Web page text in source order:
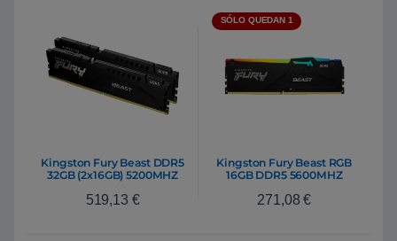
Kingston Fury Beast DDR5
32GB (2x16GB) 5200MHZ
519,13 €
SÓLO QUEDAN 1
Kingston Fury Beast RGB
16GB DDR5 5600MHZ
271,08€